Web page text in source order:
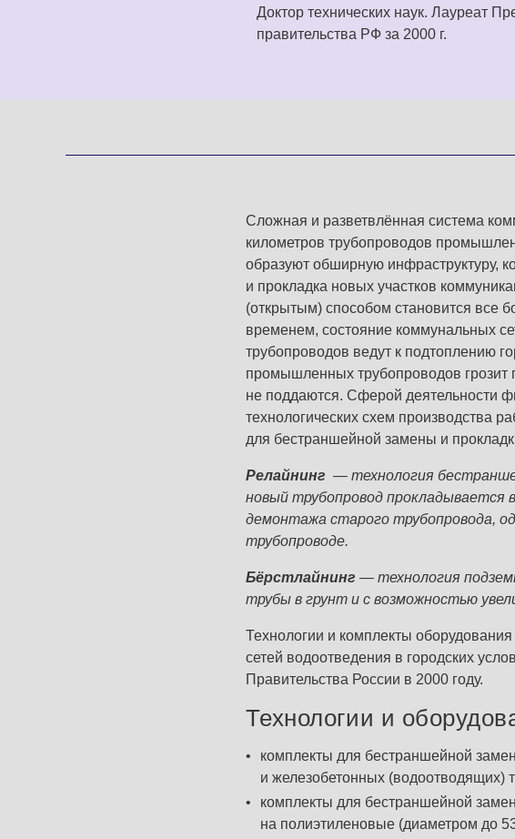
Доктор технических наук. Лауреат
правительства РФ за 2000 г.
Сложная и разветвлённая система
километров трубопроводов
образуют обширную инфраструктуру,
и прокладка новых участков
(открытым) способом становится все
временем, состояние коммунальных
трубопроводов ведут к подтоплению
промышленных трубопроводов грозит
не поддаются. Сферой деятельности
технологических схем производства
для бестраншейной замены и
Релайнинг — технология
новый трубопровод прокладывается
демонтажа старого трубопровода,
трубопроводе.
Бёрстлайнинг — технология
трубы в грунт и с возможностью
Технологии и комплекты
сетей водоотведения в городских
Правительства России в 2000 году.
Технологии и
комплекты для бестраншейной
и железобетонных (водоотводящих)
комплекты для бестраншейной
на полиэтиленовые (диаметром до